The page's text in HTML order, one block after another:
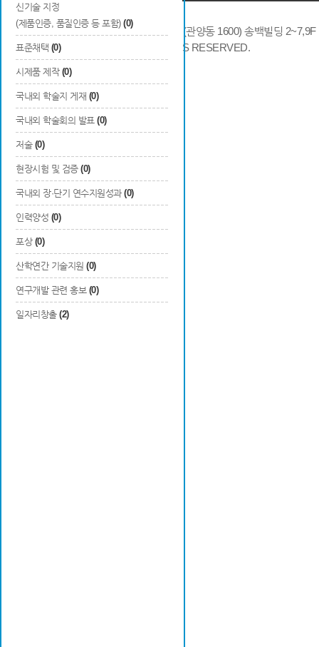
신기술 지정
(제품인증, 품질인증 등 포함) (0)
표준채택 (0)
시제품 제작 (0)
국내외 학술지 게재 (0)
국내외 학술회의 발표 (0)
저술 (0)
현장시험 및 검증 (0)
국내외 장·단기 연수지원성과 (0)
인력양성 (0)
포상 (0)
산학연간 기술지원 (0)
연구개발 관련 홍보 (0)
일자리창출 (2)
14066 경기도 안양시 동안구 시민대로 286 (관양동 1600) 송백빌딩
COPYRIGHTS © 2014 KAIA, ALL RIGHTS RESERVED.